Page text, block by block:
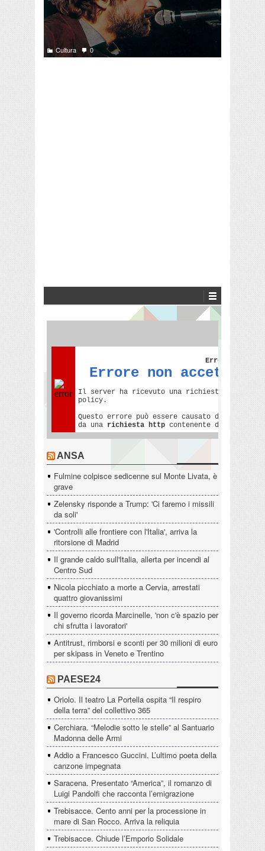
Cultura 0
ANSA
Fulmine colpisce sedicenne sul Monte Livata, è
grave
Zelensky risponde a Trump: 'Ci faremo i missili
da soli'
'Controlli alle frontiere con l'Italia', arriva la
ritorsione di Madrid
Il grande caldo sull'Italia, allerta per incendi al
Centro Sud
Nicola picchiato a morte a Cervia, arrestati
quattro giovanissimi
Il governo ricorda Marcinelle, 'non c'è spazio per
chi sfrutta i lavoratori'
Antitrust, rimborsi e sconti per 30 milioni di euro
per skipass in Veneto e Trentino
PAESE24
Oriolo. Il teatro La Portella ospita “Il respiro
della terra” del collettivo 365
Cerchiara. “Melodie sotto le stelle” al Santuario
Madonna delle Armi
Addio a Francesco Guccini. L’ultimo poeta della
canzone impegnata
Saracena. Presentato “America”, il romanzo di
Luigi Pandolfi che racconta l’emigrazione
Trebisacce. Cento anni per la processione in
mare di San Rocco. Arriva la reliquia
Trebisacce. Chiude l’Emporio Solidale